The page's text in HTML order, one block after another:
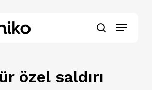
search
Menu
özel saldırı